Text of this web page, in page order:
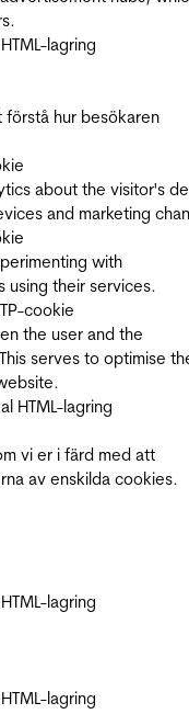
lagring
hur besökaren
about the visitor's
and marketing
with
using their services.
cookie
the user and the
serves to optimise
HTML-lagring
vi er i färd med att
av enskilda cookies.
lagring
lagring